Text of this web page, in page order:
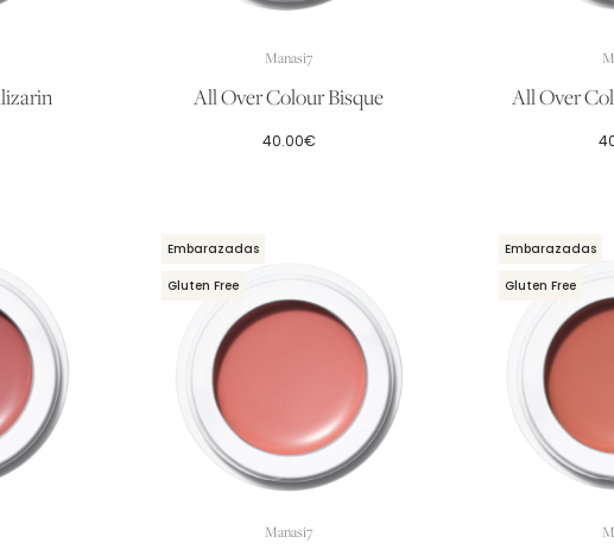
Manasi7
All Over Colour Bisque
40.00€
All Over
Embarazadas
Gluten Free
Manasi7
Embarazadas
Gluten Free